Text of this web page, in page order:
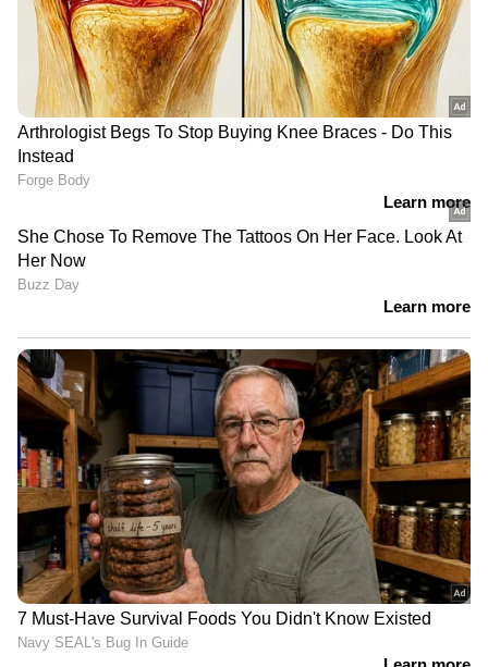
നഷ്ടപരിഹാരത്തിനും തങ്ങൾക്ക് നേരിട്ട
പ്രശ്നങ്ങളും ചൂണ്ടിക്കാണിച്ച് ഇരകൾ
സമീപം വൻ ഗർത്തം!
LATEST VIDEOS
'മഴമാറി മാനംതെളിഞ്ഞാൽ എല്ലാം
മറക്കുന്നവരാണ് നമ്മൾ,
പ്രകൃതിയുടെ മുന്നറിയിപ്പുകൾ
ശ്രദ്ധിക്കുന്നില്ല'
'അധികാരികളുടെ അഹങ്കാരവും
മണ്ടത്തരവും കൊണ്ടാണ്
കേരളത്തിൽ പ്രളയമുണ്ടായത്' |
Kerala Rains